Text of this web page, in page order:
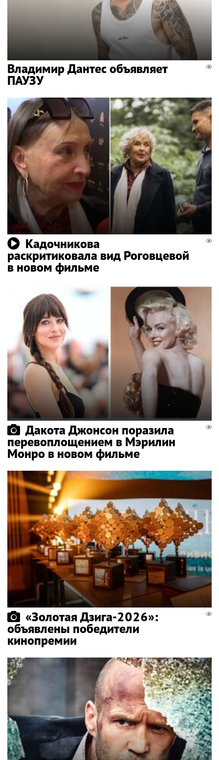
Владимир Дантес объявляет
ПАУЗУ
Кадочникова
раскритиковала вид Роговцевой
в новом фильме
Дакота Джонсон поразила
перевоплощением в Мэрилин
Монро в новом фильме
«Золотая Дзига-2026»:
объявлены победители
кинопремии